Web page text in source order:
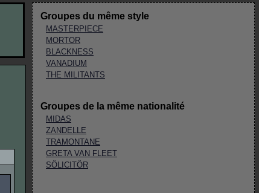
Groupes du même style
MASTERPIECE
MORTOR
BLACKNESS
VANADIUM
THE MILITANTS
Groupes de la même nationalité
MIDAS
ZANDELLE
TRAMONTANE
GRETA VAN FLEET
SÖLICITÖR